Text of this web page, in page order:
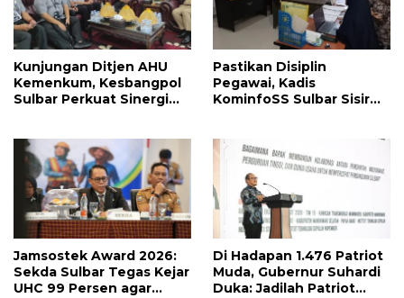
Kunjungan Ditjen AHU
Kemenkum, Kesbangpol
Sulbar Perkuat Sinergi
Pastikan Disiplin
Pegawai, Kadis
KominfoSS Sulbar Sisir
Jamsostek Award 2026:
Sekda Sulbar Tegas Kejar
UHC 99 Persen agar
Di Hadapan 1.476 Patriot
Muda, Gubernur Suhardi
Duka: Jadilah Patriot